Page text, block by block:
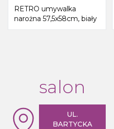
RETRO umywalka
narożna 57,5x58cm, biały
salon
UL.
BARTYCKA